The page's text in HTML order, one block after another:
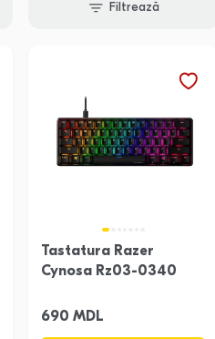
Filtrează
Tastatura Razer
Cynosa Rz03-0340
690 MDL